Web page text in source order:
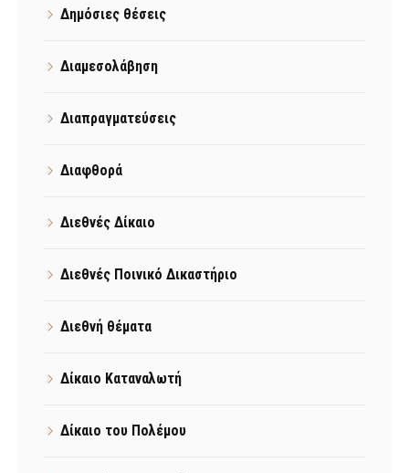
Δημόσιες θέσεις
Διαμεσολάβηση
Διαπραγματεύσεις
Διαφθορά
Διεθνές Δίκαιο
Διεθνές Ποινικό Δικαστήριο
Διεθνή θέματα
Δίκαιο Καταναλωτή
Δίκαιο του Πολέμου